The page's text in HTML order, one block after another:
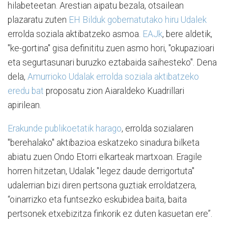
hilabeteetan. Arestian aipatu bezala, otsailean
plazaratu zuten EH Bilduk gobernatutako hiru Udalek
errolda soziala aktibatzeko asmoa. EAJk, bere aldetik,
"ke-gortina" gisa definititu zuen asmo hori, "okupazioari
eta segurtasunari buruzko eztabaida saihesteko". Dena
dela, Amurrioko Udalak errolda soziala aktibatzeko
eredu bat proposatu zion Aiaraldeko Kuadrillari
apirilean.
Erakunde publikoetatik harago, errolda sozialaren
"berehalako" aktibazioa eskatzeko sinadura bilketa
abiatu zuen Ondo Etorri elkarteak martxoan. Eragile
horren hitzetan, Udalak "legez daude derrigortuta"
udalerrian bizi diren pertsona guztiak erroldatzera,
“oinarrizko eta funtsezko eskubidea baita, baita
pertsonek etxebizitza finkorik ez duten kasuetan ere”.